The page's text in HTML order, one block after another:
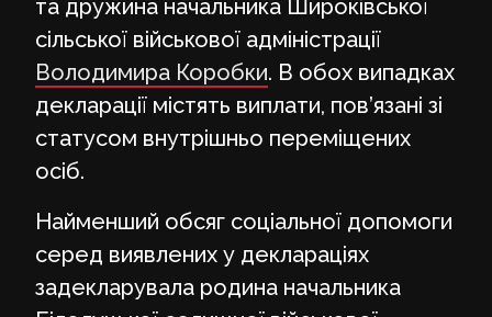
та дружина начальника Широківської
сільської військової адміністрації
Володимира Коробки. В обох випадках
декларації містять виплати, пов’язані зі
статусом внутрішньо переміщених
осіб.
Найменший обсяг соціальної допомоги
серед виявлених у деклараціях
задекларувала родина начальника